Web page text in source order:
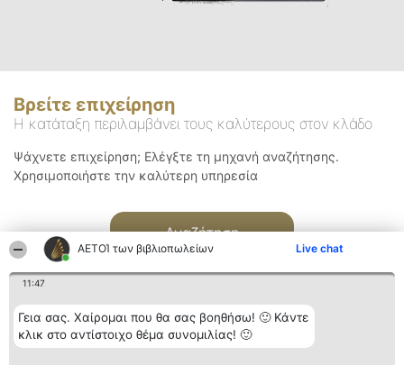
ΑΕΤΟΊ των βιβλιοπωλείων Live chat
11:47
Γεια σας. Χαίρομαι που θα σας βοηθήσω! 🙂 Κάντε
κλικ στο αντίστοιχο θέμα συνομιλίας! 🙂
Βρείτε επιχείρηση
Η κατάταξη περιλαμβάνει τους καλύτερους στον κλάδο
Ψάχνετε επιχείρηση; Ελέγξτε τη μηχανή αναζήτησης.
Χρησιμοποιήστε την καλύτερη υπηρεσία
Αναζήτηση